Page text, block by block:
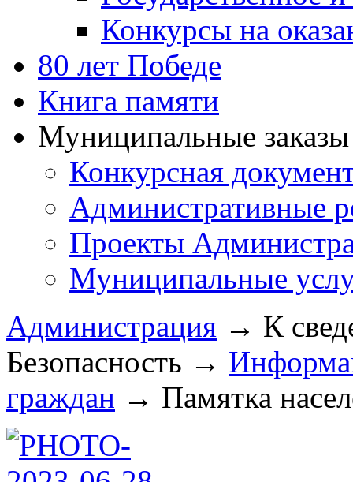
Конкурсы на
80 лет Победе
Книга памяти
Муниципальные
Конкурсная
Административные
Проекты
Муниципальные
Администрация → К
Безопасность →
граждан → Памятка